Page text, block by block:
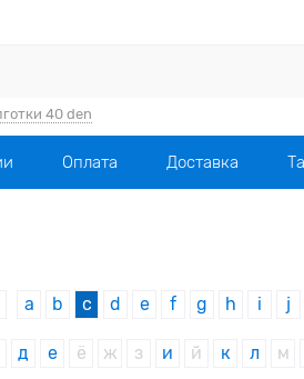
40 den
Оплата Доставка
a b c d e f g h i j
д е ё ж з и й к л м